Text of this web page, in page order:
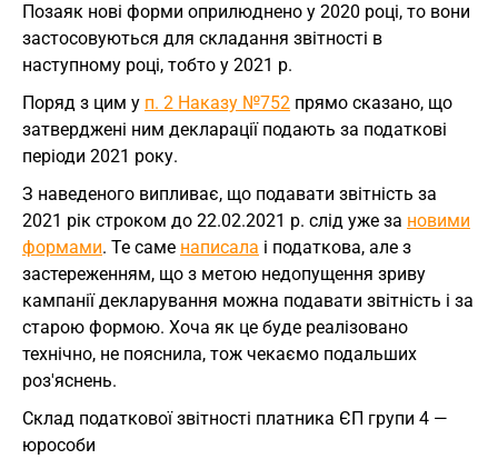
Позаяк нові форми оприлюднено у 2020 році, то вони
застосовуються для складання звітності в
наступному році, тобто у 2021 р.
Поряд з цим у п. 2 Наказу №752 прямо сказано, що
затверджені ним декларації подають за податкові
періоди 2021 року.
З наведеного випливає, що подавати звітність за
2021 рік строком до 22.02.2021 р. слід уже за новими
формами. Те саме написала і податкова, але з
застереженням, що з метою недопущення зриву
кампанії декларування можна подавати звітність і за
старою формою. Хоча як це буде реалізовано
технічно, не пояснила, тож чекаємо подальших
роз'яснень.
Склад податкової звітності платника ЄП групи 4 —
юрособи